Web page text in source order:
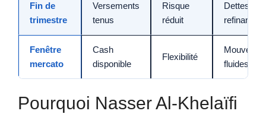
Fin de
trimestre
Versements
tenus
Risque
réduit
Dettes
Fenêtre
mercato
Cash
disponible
Flexibilité
fluides
Pourquoi Nasser Al-Khelaïfi